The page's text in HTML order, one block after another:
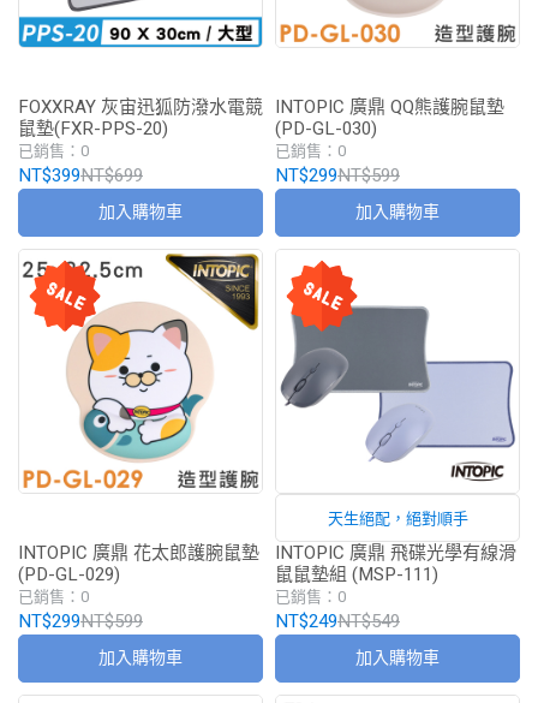
FOXXRAY 灰宙迅狐防潑水電競
鼠墊(FXR-PPS-20)
已銷售：0
NT$399NT$699
加入購物車
INTOPIC 廣鼎 QQ熊護腕鼠墊
(PD-GL-030)
已銷售：0
NT$299NT$599
加入購物車
INTOPIC 廣鼎 花太郎護腕鼠墊
(PD-GL-029)
已銷售：0
NT$299NT$599
加入購物車
天生絕配，絕對順手
INTOPIC 廣鼎 飛碟光學有線滑
鼠鼠墊組 (MSP-111)
已銷售：0
NT$249NT$549
加入購物車